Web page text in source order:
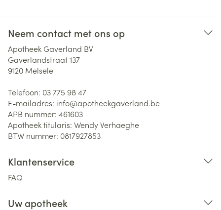
Neem contact met ons op
Apotheek Gaverland BV
Gaverlandstraat 137
9120 Melsele
Telefoon: 03 775 98 47
E-mailadres: info@apotheekgaverland.be
APB nummer: 461603
Apotheek titularis: Wendy Verhaeghe
BTW nummer: 0817927853
Klantenservice
FAQ
Uw apotheek